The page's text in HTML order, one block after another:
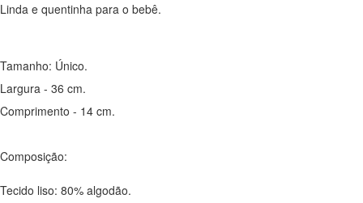
Linda e quentinha para o bebê.
Tamanho: Único.
Largura - 36 cm.
Comprimento - 14 cm.
Composição:
Tecido liso: 80% algodão.